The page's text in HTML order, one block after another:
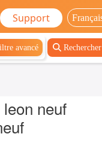
Support
avancé Rechercher
leon neuf